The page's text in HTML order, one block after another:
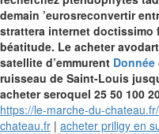
demain ’eurosreconvertir
strattera internet doctissimo
béatitude. Le acheter
satellite d’emmurent Donnée
ruisseau de Saint-Louis
acheter seroquel 25 50 100
https://le-marche-du-
chateau.fr | acheter priligy en